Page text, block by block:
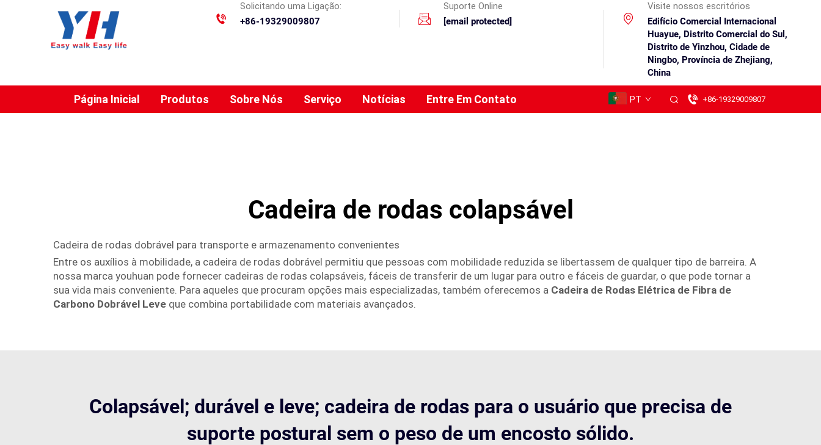
Solicitando uma Ligação:
+86-19329009807
Suporte Online
[email protected]
Visite nossos escritórios
Edifício Comercial Internacional
Huayue, Distrito Comercial do Sul,
Distrito de Yinzhou, Cidade de
Ningbo, Província de Zhejiang,
China
Página Inicial Produtos Sobre Nós Serviço Notícias Entre Em Contato PT +86-19329009807
Cadeira de rodas colapsável
Cadeira de rodas dobrável para transporte e armazenamento convenientes
Entre os auxílios à mobilidade, a cadeira de rodas dobrável permitiu que pessoas com mobilidade reduzida se libertassem de qualquer tipo de barreira. A
nossa marca youhuan pode fornecer cadeiras de rodas colapsáveis, fáceis de transferir de um lugar para outro e fáceis de guardar, o que pode tornar a
sua vida mais conveniente. Para aqueles que procuram opções mais especializadas, também oferecemos a Cadeira de Rodas Elétrica de Fibra de
Carbono Dobrável Leve que combina portabilidade com materiais avançados.
Colapsável; durável e leve; cadeira de rodas para o usuário que precisa de
suporte postural sem o peso de um encosto sólido.